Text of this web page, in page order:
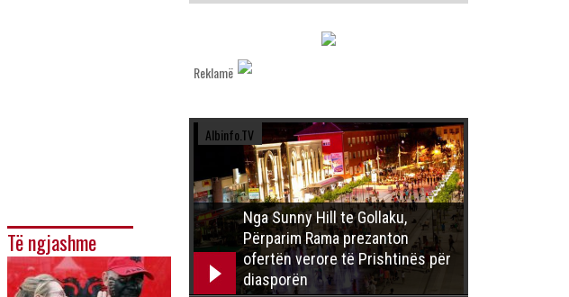
Të ngjashme
Reklamë
Albinfo.TV
Nga Sunny Hill te Gollaku,
Përparim Rama prezanton
ofertën verore të Prishtinës për
diasporën